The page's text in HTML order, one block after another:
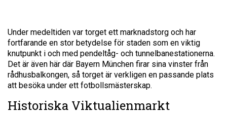
Under medeltiden var torget ett marknadstorg och har
fortfarande en stor betydelse för staden som en viktig
knutpunkt i och med pendeltåg- och tunnelbanestationerna.
Det är även här där Bayern München firar sina vinster från
rådhusbalkongen, så torget är verkligen en passande plats
att besöka under ett fotbollsmästerskap.
Historiska Viktualienmarkt